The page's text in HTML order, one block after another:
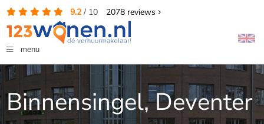
9.2/ 10 2078reviews
menu
Binnensingel, Deventer